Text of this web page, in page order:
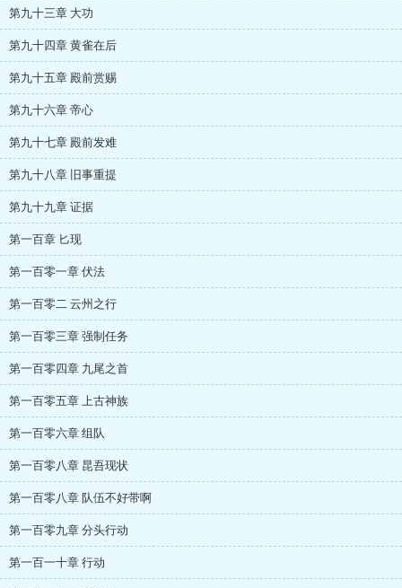
第九十三章 大功
第九十四章 黄雀在后
第九十五章 殿前赏赐
第九十六章 帝心
第九十七章 殿前发难
第九十八章 旧事重提
第九十九章 证据
第一百章 匕现
第一百零一章 伏法
第一百零二 云州之行
第一百零三章 强制任务
第一百零四章 九尾之首
第一百零五章 上古神族
第一百零六章 组队
第一百零八章 昆吾现状
第一百零八章 队伍不好带啊
第一百零九章 分头行动
第一百一十章 行动